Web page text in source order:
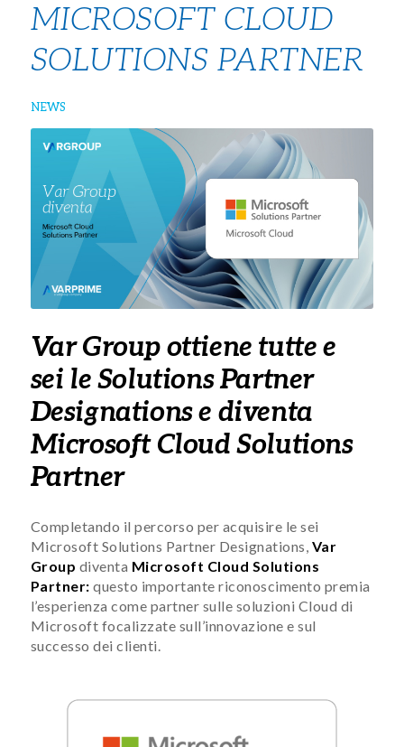
MICROSOFT CLOUD
SOLUTIONS PARTNER
NEWS
Var Group ottiene tutte e
sei le Solutions Partner
Designations e diventa
Microsoft Cloud Solutions
Partner
Completando il percorso per acquisire le sei
Microsoft Solutions Partner Designations, Var
Group diventa Microsoft Cloud Solutions
Partner:questo importante riconoscimento premia
l’esperienza come partner sulle soluzioni Cloud di
Microsoft focalizzate sull’innovazione e sul
successo dei clienti.